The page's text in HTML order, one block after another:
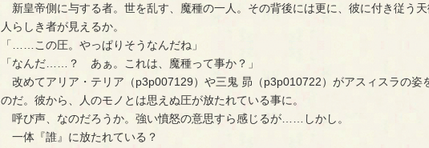
新皇帝側に与する者。世を乱す、魔種の一人。その背後には更に、彼に付き従う
人らしき者が見えるか。
「……この圧。やっぱりそうなんだね」
「なんだ……？ あぁ。これは、魔種って事か？」
改めてアリア・テリア（p3p007129）や三鬼 昴（p3p010722）がアスィスラの
のだ。彼から、人のモノとは思えぬ圧が放たれている事に。
呼び声、なのだろうか。強い憤怒の意思すら感じるが……しかし。
一体『誰』に放たれている？